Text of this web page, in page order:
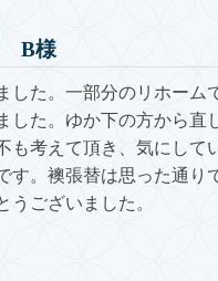
B様
した。一部分のリホーム
した。ゆか下の方から直
も考えて頂き、気にして
す。襖張替は思った通り
うございました。